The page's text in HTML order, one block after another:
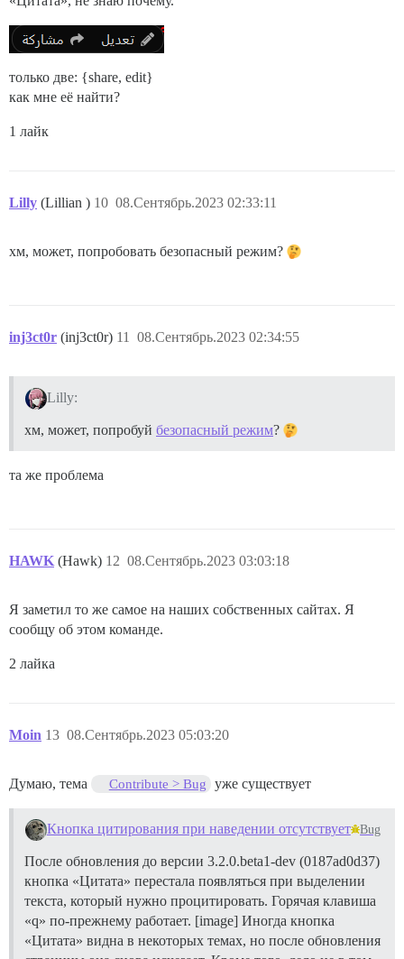
только две: {share, edit}
как мне её найти?
1 лайк
Lilly (Lillian ) 08.Сентябрь.2023 02:33:11
10
хм, может, попробовать безопасный режим?
inj3ct0r (inj3ct0r) 08.Сентябрь.2023 02:34:55
11
Lilly:
хм, может, попробуй безопасный режим?
та же проблема
HAWK (Hawk) 08.Сентябрь.2023 03:03:18
12
Я заметил то же самое на наших собственных сайтах. Я
сообщу об этом команде.
2 лайка
Moin 08.Сентябрь.2023 05:03:20
13
Думаю, тема Contribute > Bug уже существует
Кнопка цитирования при наведении отсутствует Bug
После обновления до версии 3.2.0.beta1-dev (0187ad0d37)
кнопка «Цитата» перестала появляться при выделении
текста, который нужно процитировать. Горячая клавиша
«q» по-прежнему работает. [image] Иногда кнопка
«Цитата» видна в некоторых темах, но после обновления